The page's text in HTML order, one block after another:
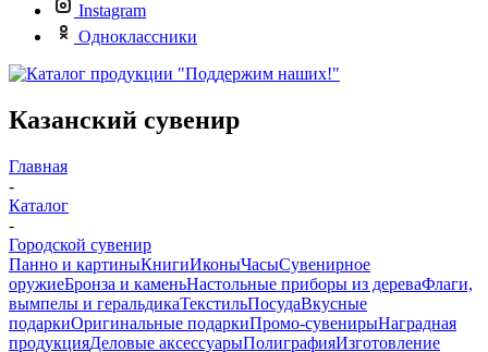
Instagram
Одноклассники
Казанский сувенир
Главная
-
Каталог
-
Городской сувенир
Панно и картиныКнигиИконыЧасыСувенирное
оружиеБронза и каменьНастольные приборы из дереваФлаги,
вымпелы и геральдикаТекстильПосудаВкусные
подаркиОригинальные подаркиПромо-сувенирыНаградная
продукцияДеловые аксессуарыПолиграфияИзготовление